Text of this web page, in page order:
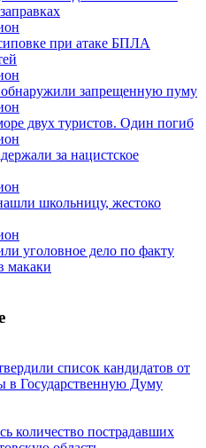
при атаке БПЛА
запрещенную пуму
двух туристов. Один погиб
за нацистское
школьницу, жестоко
уголовное дело по факту
макаки
список кандидатов от
в Государственную Думу
количество пострадавших